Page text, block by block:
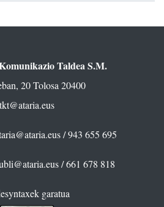
Taldea S.M.
20 Tolosa 20400
tkt@ataria.eus
/ 943 655 695
/ 661 678 818
garatua